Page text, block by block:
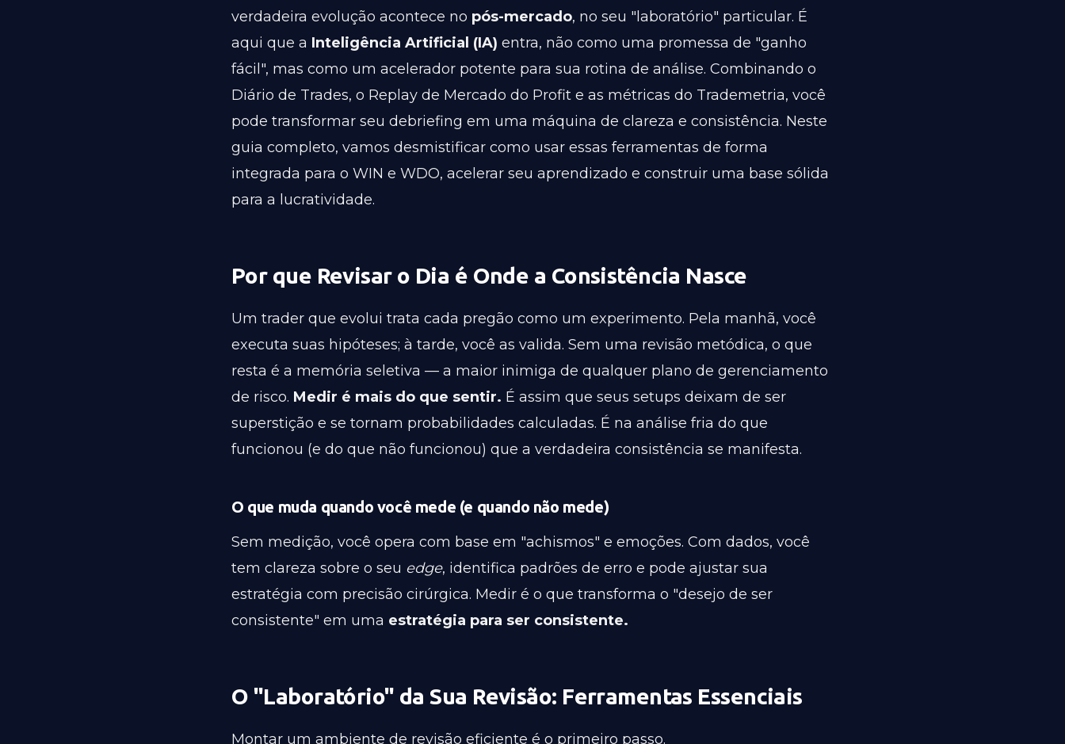
verdadeira evolução acontece no pós-mercado, no seu "laboratório" particular. É
aqui que a Inteligência Artificial (IA) entra, não como uma promessa de "ganho
fácil", mas como um acelerador potente para sua rotina de análise. Combinando o
Diário de Trades, o Replay de Mercado do Profit e as métricas do Trademetria, você
pode transformar seu debriefing em uma máquina de clareza e consistência. Neste
guia completo, vamos desmistificar como usar essas ferramentas de forma
integrada para o WIN e WDO, acelerar seu aprendizado e construir uma base sólida
para a lucratividade.
Por que Revisar o Dia é Onde a Consistência Nasce
Um trader que evolui trata cada pregão como um experimento. Pela manhã, você
executa suas hipóteses; à tarde, você as valida. Sem uma revisão metódica, o que
resta é a memória seletiva — a maior inimiga de qualquer plano de gerenciamento
de risco. Medir é mais do que sentir. É assim que seus setups deixam de ser
superstição e se tornam probabilidades calculadas. É na análise fria do que
funcionou (e do que não funcionou) que a verdadeira consistência se manifesta.
O que muda quando você mede (e quando não mede)
Sem medição, você opera com base em "achismos" e emoções. Com dados, você
tem clareza sobre o seu edge, identifica padrões de erro e pode ajustar sua
estratégia com precisão cirúrgica. Medir é o que transforma o "desejo de ser
consistente" em uma estratégia para ser consistente.
O "Laboratório" da Sua Revisão: Ferramentas Essenciais
Montar um ambiente de revisão eficiente é o primeiro passo.